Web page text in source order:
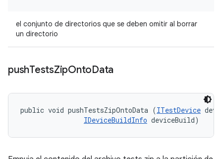
el conjunto de directorios que se deben omitir al borrar
un directorio
pushTestsZipOntoData
public void pushTestsZipOntoData (ITestDevice
IDeviceBuildInfo deviceBuild)